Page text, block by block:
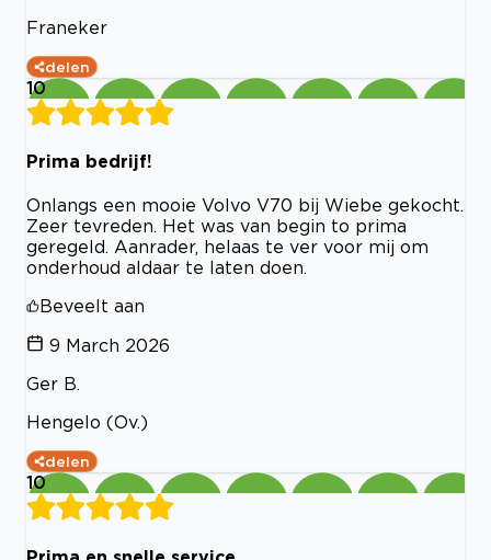
Franeker
delen
10
Prima bedrijf!
Onlangs een mooie Volvo V70 bij Wiebe gekocht.
Zeer tevreden. Het was van begin to prima
geregeld. Aanrader, helaas te ver voor mij om
onderhoud aldaar te laten doen.
Beveelt aan
9 March 2026
Ger B.
Hengelo (Ov.)
delen
10